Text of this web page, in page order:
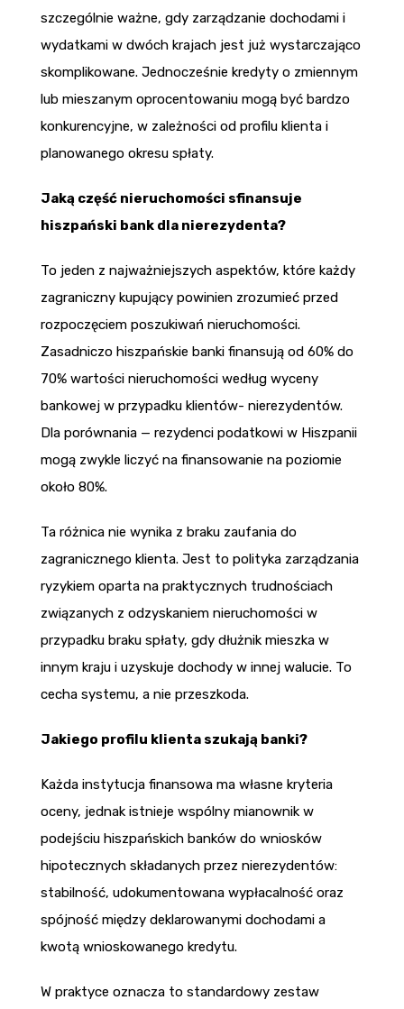
szczególnie ważne, gdy zarządzanie dochodami i
wydatkami w dwóch krajach jest już wystarczająco
skomplikowane. Jednocześnie kredyty o zmiennym
lub mieszanym oprocentowaniu mogą być bardzo
konkurencyjne, w zależności od profilu klienta i
planowanego okresu spłaty.
Jaką część nieruchomości sfinansuje
hiszpański bank dla nierezydenta?
To jeden z najważniejszych aspektów, które każdy
zagraniczny kupujący powinien zrozumieć przed
rozpoczęciem poszukiwań nieruchomości.
Zasadniczo hiszpańskie banki finansują od 60% do
70% wartości nieruchomości według wyceny
bankowej w przypadku klientów- nierezydentów.
Dla porównania — rezydenci podatkowi w Hiszpanii
mogą zwykle liczyć na finansowanie na poziomie
około 80%.
Ta różnica nie wynika z braku zaufania do
zagranicznego klienta. Jest to polityka zarządzania
ryzykiem oparta na praktycznych trudnościach
związanych z odzyskaniem nieruchomości w
przypadku braku spłaty, gdy dłużnik mieszka w
innym kraju i uzyskuje dochody w innej walucie. To
cecha systemu, a nie przeszkoda.
Jakiego profilu klienta szukają banki?
Każda instytucja finansowa ma własne kryteria
oceny, jednak istnieje wspólny mianownik w
podejściu hiszpańskich banków do wniosków
hipotecznych składanych przez nierezydentów:
stabilność, udokumentowana wypłacalność oraz
spójność między deklarowanymi dochodami a
kwotą wnioskowanego kredytu.
W praktyce oznacza to standardowy zestaw